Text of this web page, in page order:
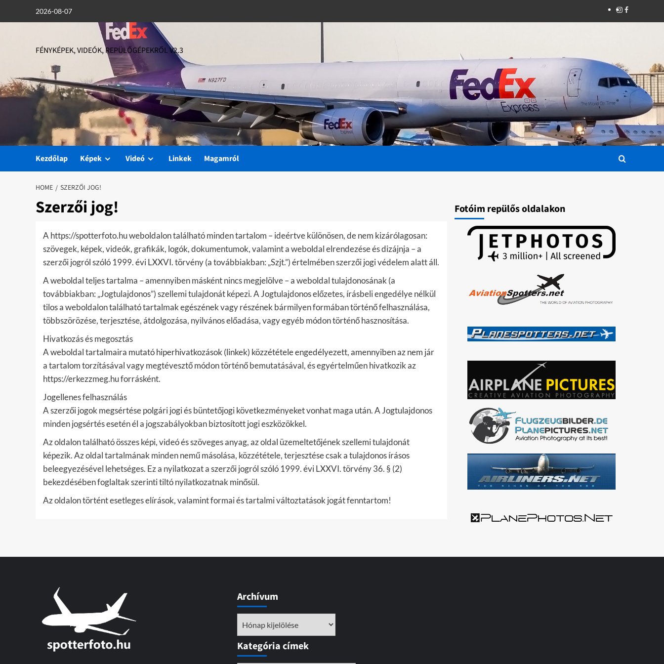
2026-08-07 Instagram
Facebook
FÉNYKÉPEK, VIDEÓK, REPÜLŐGÉPEKRŐL V2.3
Kezdőlap Képek Videó Linkek Magamról
HOME SZERZŐI JOG!
Szerzői jog!
A https://spotterfoto.hu weboldalon található minden tartalom – ideértve különösen, de nem kizárólagosan:
szövegek, képek, videók, grafikák, logók, dokumentumok, valamint a weboldal elrendezése és dizájnja – a
szerzői jogról szóló 1999. évi LXXVI. törvény (a továbbiakban: „Szjt.”) értelmében szerzői jogi védelem alatt áll.
A weboldal teljes tartalma – amennyiben másként nincs megjelölve – a weboldal tulajdonosának (a
továbbiakban: „Jogtulajdonos”) szellemi tulajdonát képezi. A Jogtulajdonos előzetes, írásbeli engedélye nélkül
tilos a weboldalon található tartalmak egészének vagy részének bármilyen formában történő felhasználása,
többszörözése, terjesztése, átdolgozása, nyilvános előadása, vagy egyéb módon történő hasznosítása.
Hivatkozás és megosztás
A weboldal tartalmaira mutató hiperhivatkozások (linkek) közzététele engedélyezett, amennyiben az nem jár
a tartalom torzításával vagy megtévesztő módon történő bemutatásával, és egyértelműen hivatkozik az
https://erkezzmeg.hu forrásként.
Jogellenes felhasználás
A szerzői jogok megsértése polgári jogi és büntetőjogi következményeket vonhat maga után. A Jogtulajdonos
minden jogsértés esetén él a jogszabályokban biztosított jogi eszközökkel.
Az oldalon található összes képi, videó és szöveges anyag, az oldal üzemeltetőjének szellemi tulajdonát
képezik. Az oldal tartalmának minden nemű másolása, közzététele, terjesztése csak a tulajdonos írásos
beleegyezésével lehetséges. Ez a nyilatkozat a szerzői jogról szóló 1999. évi LXXVI. törvény 36. § (2)
bekezdésében foglaltak szerinti tiltó nyilatkozatnak minősül.
Az oldalon történt esetleges elírások, valamint formai és tartalmi változtatások jogát fenntartom!
Fotóim repülős oldalakon
Archívum
Kategória címek